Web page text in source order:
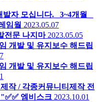
자 모십니다. _3~4개월 _
임웤 2023.05.07
전문 나지마 2023.05.05
개발 및 유지보수 해드립
개발 및 유지보수 해드립
작 / 각종커뮤니티제작 전
엠비스크 2023.10.01